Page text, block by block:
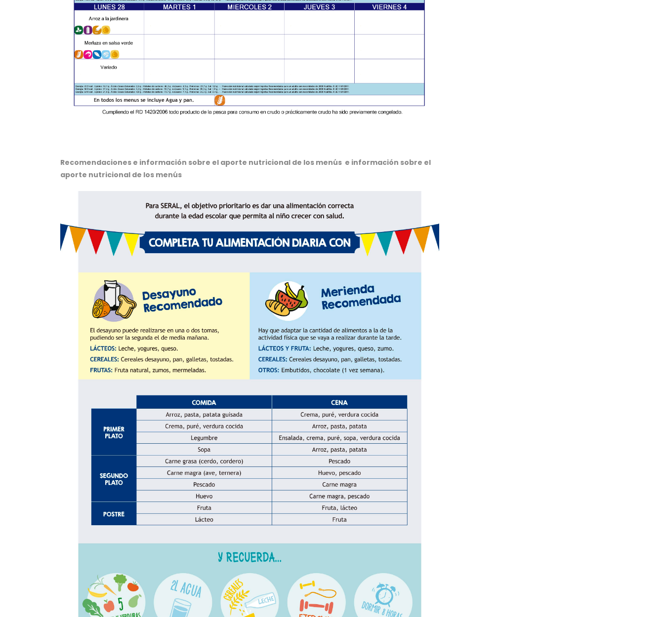
Recomendaciones e información sobre el aporte nutricional de los menús e información sobre el
aporte nutricional de los menús